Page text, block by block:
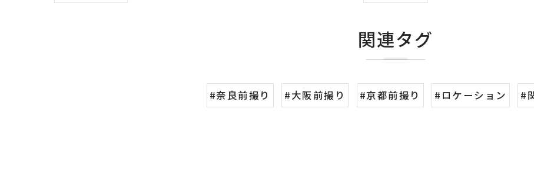
関連タグ
#奈良前撮り #大阪前撮り #京都前撮り #ロケーション #